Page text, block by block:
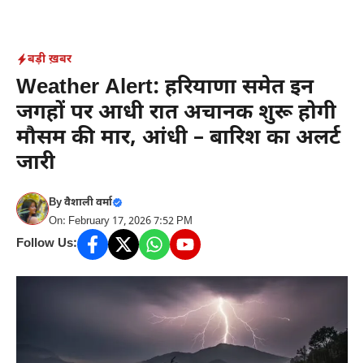
content
बड़ी ख़बर
Weather Alert: हरियाणा समेत इन
जगहों पर आधी रात अचानक शुरू होगी
मौसम की मार, आंधी – बारिश का अलर्ट
जारी
Byवैशाली वर्मा
On: February 17, 2026 7:52 PM
Follow Us: